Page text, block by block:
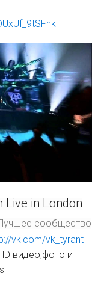
Live in London
сообщество
vk.com/vk_tyrant
видео,фото и